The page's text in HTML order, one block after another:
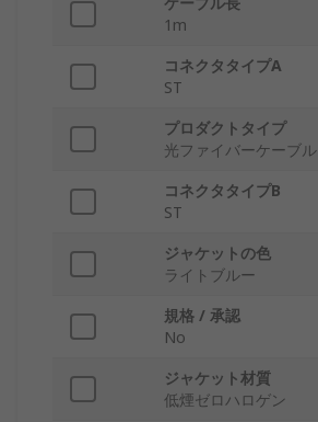
1m
コネクタタイプA
ST
プロダクトタイプ
光ファイバーケーブル
コネクタタイプB
ST
ジャケットの色
ライトブルー
規格 / 承認
No
ジャケット材質
低煙ゼロハロゲン